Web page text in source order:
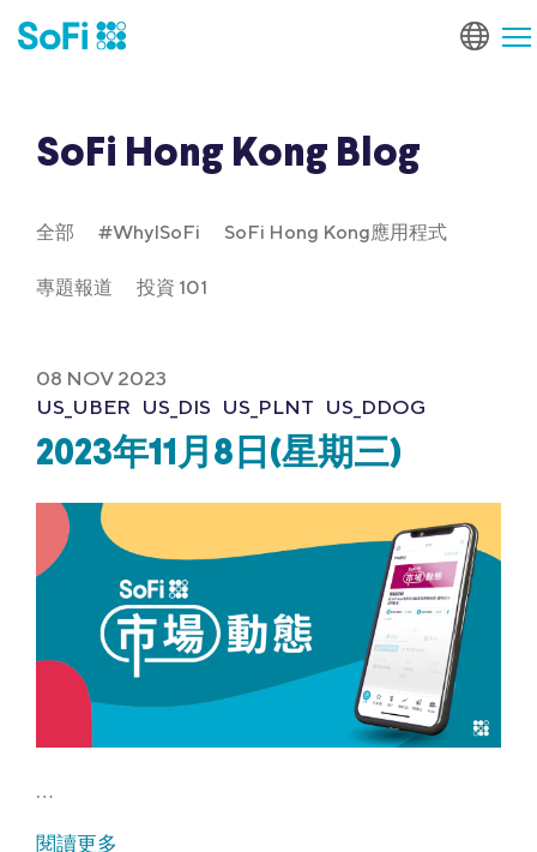
SoFi Hong Kong Blog
全部 #WhyISoFi SoFi Hong Kong應用程式
專題報道 投資 101
08 NOV 2023
US_UBER US_DIS US_PLNT US_DDOG
2023年11月8日(星期三)
…
閱讀更多